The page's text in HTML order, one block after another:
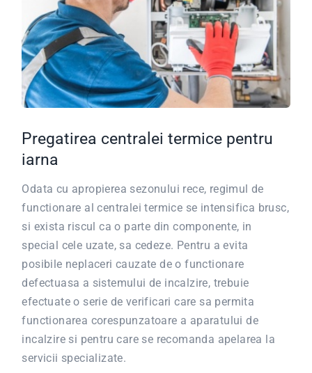
Pregatirea centralei termice pentru
iarna
Odata cu apropierea sezonului rece, regimul de
functionare al centralei termice se intensifica brusc,
si exista riscul ca o parte din componente, in
special cele uzate, sa cedeze. Pentru a evita
posibile neplaceri cauzate de o functionare
defectuasa a sistemului de incalzire, trebuie
efectuate o serie de verificari care sa permita
functionarea corespunzatoare a aparatului de
incalzire si pentru care se recomanda apelarea la
servicii specializate.